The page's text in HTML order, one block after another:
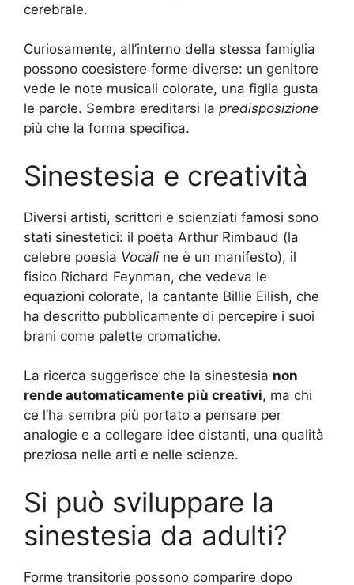
cerebrale.
Curiosamente, all’interno della stessa famiglia
possono coesistere forme diverse: un genitore
vede le note musicali colorate, una figlia gusta
le parole. Sembra ereditarsi la predisposizione
più che la forma specifica.
Sinestesia e creatività
Diversi artisti, scrittori e scienziati famosi sono
stati sinestetici: il poeta Arthur Rimbaud (la
celebre poesia Vocali ne è un manifesto), il
fisico Richard Feynman, che vedeva le
equazioni colorate, la cantante Billie Eilish, che
ha descritto pubblicamente di percepire i suoi
brani come palette cromatiche.
La ricerca suggerisce che la sinestesia non
rende automaticamente più creativi, ma chi
ce l’ha sembra più portato a pensare per
analogie e a collegare idee distanti, una qualità
preziosa nelle arti e nelle scienze.
Si può sviluppare la
sinestesia da adulti?
Forme transitorie possono comparire dopo